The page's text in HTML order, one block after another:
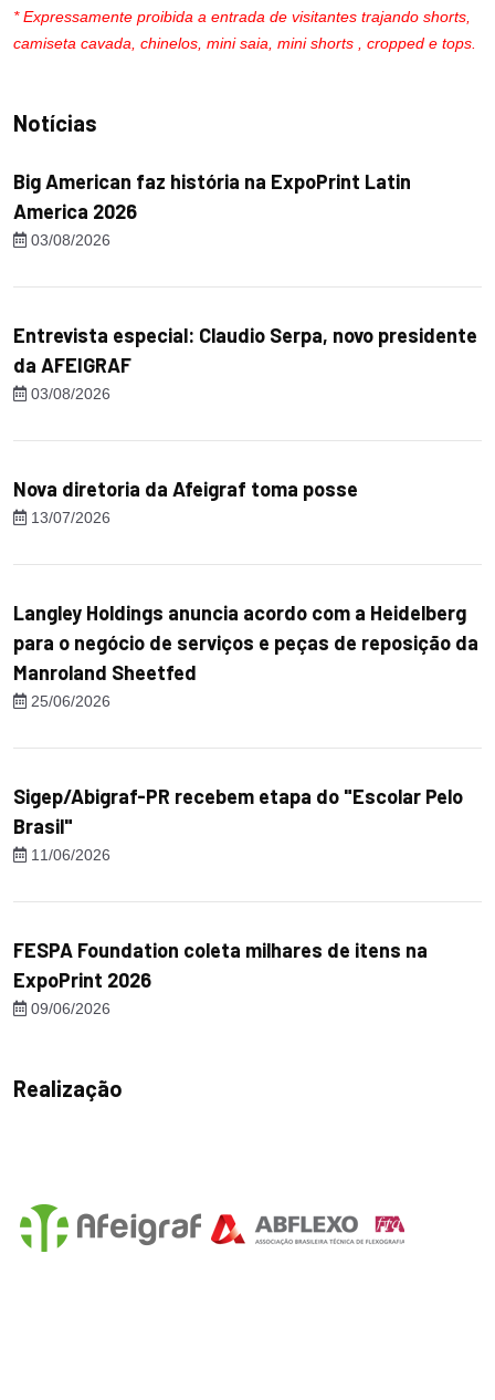
* Expressamente proibida a entrada de visitantes trajando shorts,
camiseta cavada, chinelos, mini saia, mini shorts , cropped e tops.
Notícias
Big American faz história na ExpoPrint Latin
America 2026
03/08/2026
Entrevista especial: Claudio Serpa, novo presidente
da AFEIGRAF
03/08/2026
Nova diretoria da Afeigraf toma posse
13/07/2026
Langley Holdings anuncia acordo com a Heidelberg
para o negócio de serviços e peças de reposição da
Manroland Sheetfed
25/06/2026
Sigep/Abigraf-PR recebem etapa do "Escolar Pelo
Brasil"
11/06/2026
FESPA Foundation coleta milhares de itens na
ExpoPrint 2026
09/06/2026
Realização